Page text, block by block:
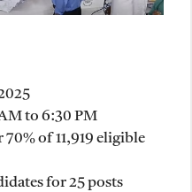
to 6:30 PM
70% of 11,919 eligible
for 25 posts